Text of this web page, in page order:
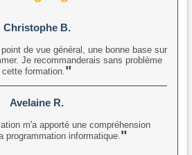
Christophe B.
de vue général, une bonne base sur
Je recommanderais sans problème
cette formation.
Avelaine R.
m'a apporté une compréhension
programmation informatique.